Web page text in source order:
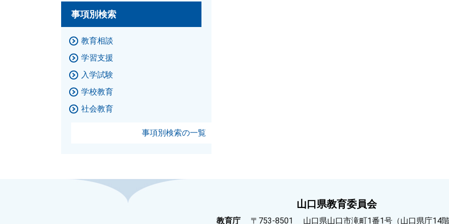
事項別検索
教育相談
学習支援
入学試験
学校教育
社会教育
事項別検索の一覧
山口県教育委員会
教育庁 〒753-8501 山口県山口市滝町1番1号（山口県庁14